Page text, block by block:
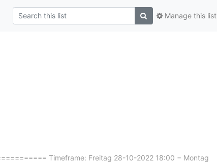
Manage this list
Timeframe: Freitag 28-10-2022 18:00 − Montag